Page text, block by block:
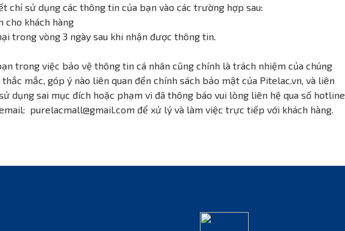
chỉ sử dụng các thông tin của bạn vào các trường hợp sau:
cho khách hàng
trong vòng 3 ngày sau khi nhận được thông tin.
trong việc bảo vệ thông tin cá nhân cũng chính là trách nhiệm của chúng
mắc, góp ý nào liên quan đến chính sách bảo mật của Pitelac.vn, và liên
dụng sai mục đích hoặc phạm vi đã thông báo vui lòng liên hệ qua số hotline
purelacmall@gmail.com để xử lý và làm việc trực tiếp với khách hàng.